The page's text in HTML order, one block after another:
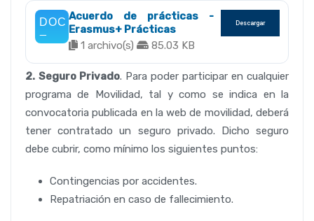
Acuerdo de prácticas -
Erasmus+ Prácticas
1 archivo(s)
85.03 KB
Descargar
2. Seguro Privado. Para poder participar en cualquier
programa de Movilidad, tal y como se indica en la
convocatoria publicada en la web de movilidad, deberá
tener contratado un seguro privado. Dicho seguro
debe cubrir, como mínimo los siguientes puntos:
Contingencias por accidentes.
Repatriación en caso de fallecimiento.